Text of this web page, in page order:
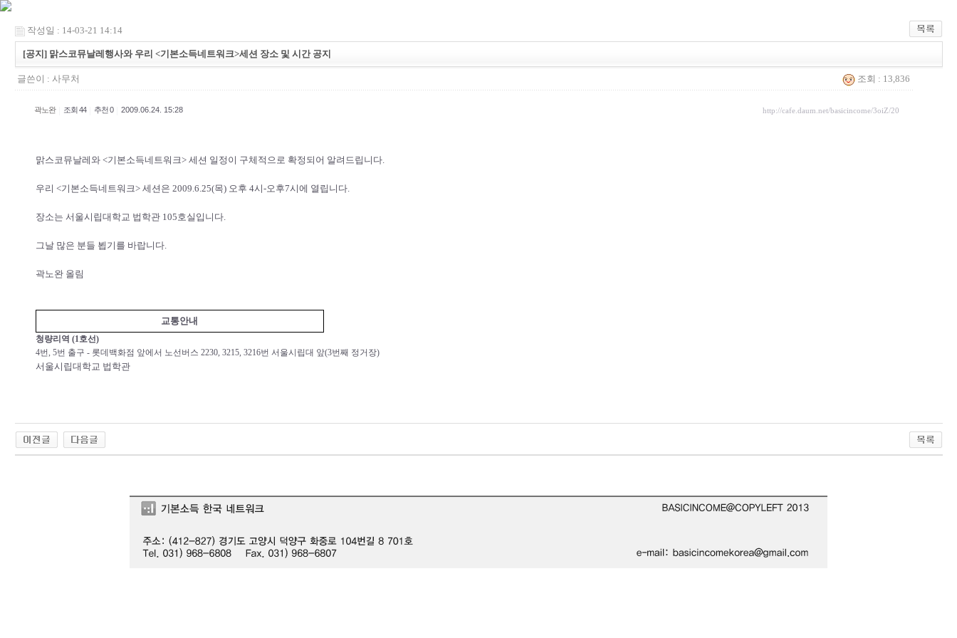
작성일 : 14-03-21 14:14
[공지] 맑스코뮤날레행사와 우리 <기본소득네트워크>세션 장소 및 시간 공지
글쓴이 : 사무처 조회 : 13,836
곽노완 조회 44 추천 0 2009.06.24. 15:28 http://cafe.daum.net/basicincome/3oiZ/20
맑스코뮤날레와 <기본소득네트워크> 세션 일정이 구체적으로 확정되어 알려드립니다.
우리 <기본소득네트워크> 세션은 2009.6.25(목) 오후 4시-오후7시에 열립니다.
장소는 서울시립대학교 법학관 105호실입니다.
그날 많은 분들 뵙기를 바랍니다.
곽노완 올림
교통안내
청량리역 (1호선)
4번, 5번 출구 - 롯데백화점 앞에서 노선버스 2230, 3215, 3216번 서울시립대 앞(3번째 정거장)
서울시립대학교 법학관